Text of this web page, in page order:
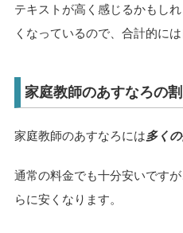
テキストが高く感じるかもし
くなっているので、合計的には
家庭教師のあすなろの
家庭教師のあすなろには多く
通常の料金でも十分安いです
らに安くなります。